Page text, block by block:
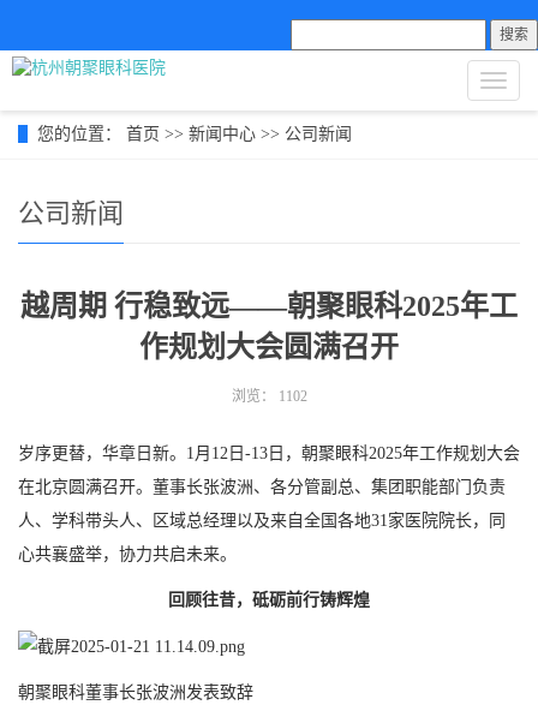
搜索
导
航
您的位置： 首页 >> 新闻中心 >> 公司新闻
公司新闻
越周期 行稳致远——朝聚眼科2025年工
作规划大会圆满召开
浏览： 1102
岁序更替，华章日新。1月12日-13日，朝聚眼科2025年工作规划大会
在北京圆满召开。董事长张波洲、各分管副总、集团职能部门负责
人、学科带头人、区域总经理以及来自全国各地31家医院院长，同
心共襄盛举，协力共启未来。
回顾往昔，砥砺前行铸辉煌
朝聚眼科董事长张波洲发表致辞